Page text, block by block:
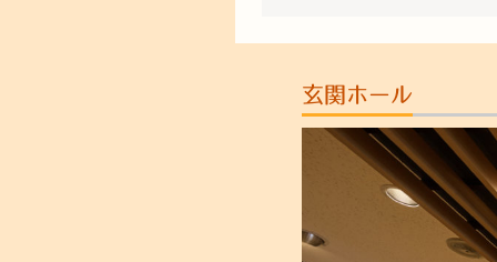
玄関ホール